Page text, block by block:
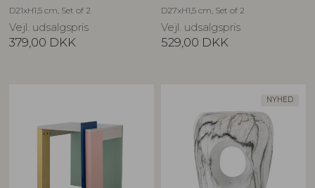
D21xH1,5 cm, Set of 2
Vejl. udsalgspris
379,00 DKK
D27xH1,5 cm, Set of 2
Vejl. udsalgspris
529,00 DKK
NYHED